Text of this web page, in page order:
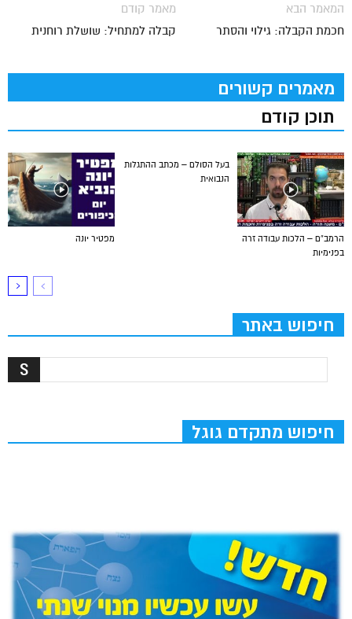
מאמר קודם
קבלה למתחיל: שושלת רוחנית
המאמר הבא
חכמת הקבלה: גילוי והסתר
מאמרים קשורים
תוכן קודם
מפטיר יונה
בעל הסולם – מכתב ההתגלות
הנבואית
הרמב”ם – הלכות עבודה זרה
בפנימיות
חיפוש באתר
חיפוש מתקדם גוגל